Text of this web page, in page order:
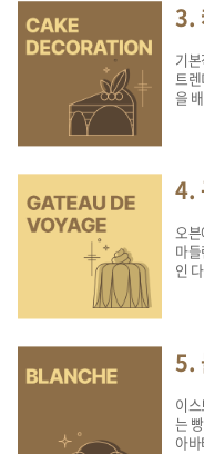
3.
기
트
을
4.
오
마
인
5.
이
는
아